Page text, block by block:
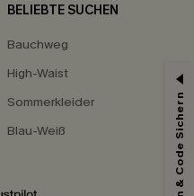
BELIEBTE SUCHEN
Bauchweg
High-Waist
Sommerkleider
Blau-Weiß